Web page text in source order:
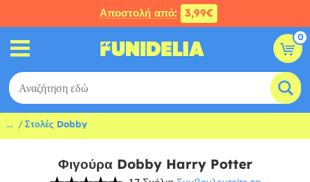
Αποστολή από: 3,99€
0
... Στολές Dobby
Φιγούρα Dobby Harry Potter